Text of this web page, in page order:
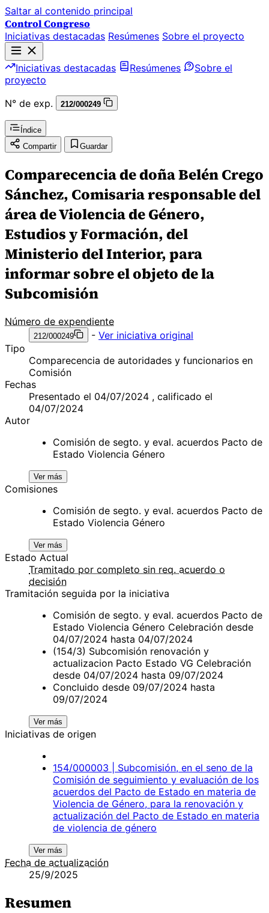
Saltar al contenido principal
Control Congreso
Iniciativas destacadas Resúmenes Sobre el proyecto
Iniciativas destacadas Resúmenes
Sobre el
proyecto
N° de exp.
212/000249
Índice
Compartir
Guardar
Comparecencia de doña Belén Crego
Sánchez, Comisaria responsable del
área de Violencia de Género,
Estudios y Formación, del
Ministerio del Interior, para
informar sobre el objeto de la
Subcomisión
Número de expendiente
212/000249 - Ver iniciativa original
Tipo
Comparecencia de autoridades y funcionarios en
Comisión
Fechas
Presentado el 04/07/2024 , calificado el
04/07/2024
Autor
Comisión de segto. y eval. acuerdos Pacto de
Estado Violencia Género
Ver más
Comisiones
Comisión de segto. y eval. acuerdos Pacto de
Estado Violencia Género
Ver más
Estado Actual
Tramitado por completo sin req. acuerdo o
decisión
Tramitación seguida por la iniciativa
Comisión de segto. y eval. acuerdos Pacto de
Estado Violencia Género Celebración desde
04/07/2024 hasta 04/07/2024
(154/3) Subcomisión renovación y
actualizacion Pacto Estado VG Celebración
desde 04/07/2024 hasta 09/07/2024
Concluido desde 09/07/2024 hasta
09/07/2024
Ver más
Iniciativas de origen
154/000003 | Subcomisión, en el seno de la
Comisión de seguimiento y evaluación de los
acuerdos del Pacto de Estado en materia de
Violencia de Género, para la renovación y
actualización del Pacto de Estado en materia
de violencia de género
Ver más
Fecha de actualización
25/9/2025
Resumen